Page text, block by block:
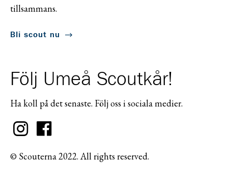
tillsammans.
Bli scout nu
Följ Umeå Scoutkår!
Ha koll på det senaste. Följ oss i sociala medier.
© Scouterna 2022. All rights reserved.